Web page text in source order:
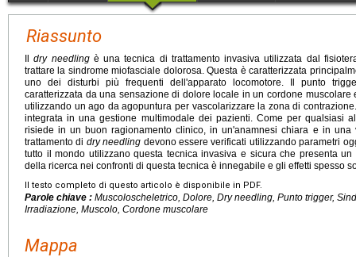
Riassunto
Ildry needlingè una tecnica di trattamento invasiva utilizzata dal
trattare la sindrome miofasciale dolorosa. Questa è caratterizzata
uno dei disturbi più frequenti dell'apparato locomotore. Il punto
caratterizzata da una sensazione di dolore locale in un cordone muscolare
utilizzando un ago da agopuntura per vascolarizzare la zona di
integrata in una gestione multimodale dei pazienti. Come per qualsiasi
risiede in un buon ragionamento clinico, in un'anamnesi chiara e in una
trattamento di dry needling devono essere verificati utilizzando parametri
tutto il mondo utilizzano questa tecnica invasiva e sicura che presenta
della ricerca nei confronti di questa tecnica è innegabile e gli effetti spesso
Il testo completo di questo articolo è disponibile in PDF.
Parole chiave : Muscoloscheletrico, Dolore, Dry needling, Punto trigger,
Irradiazione, Muscolo, Cordone muscolare
Mappa